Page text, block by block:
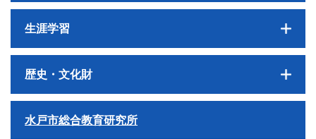
生涯学習
歴史・文化財
水戸市総合教育研究所